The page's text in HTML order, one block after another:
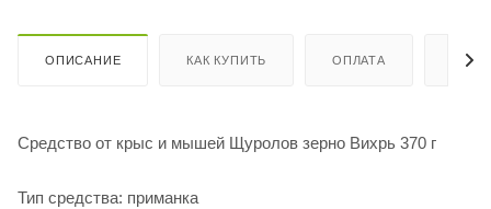
ОПИСАНИЕ КАК КУПИТЬ ОПЛАТА
Средство от крыс и мышей Щуролов зерно Вихрь 370 г
Тип средства: приманка